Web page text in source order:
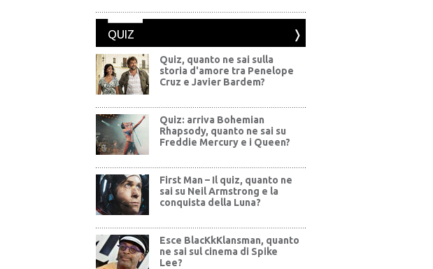
QUIZ
Quiz, quanto ne sai sulla
storia d'amore tra Penelope
Cruz e Javier Bardem?
Quiz: arriva Bohemian
Rhapsody, quanto ne sai su
Freddie Mercury e i Queen?
First Man – Il quiz, quanto ne
sai su Neil Armstrong e la
conquista della Luna?
Esce BlacKkKlansman, quanto
ne sai sul cinema di Spike
Lee?